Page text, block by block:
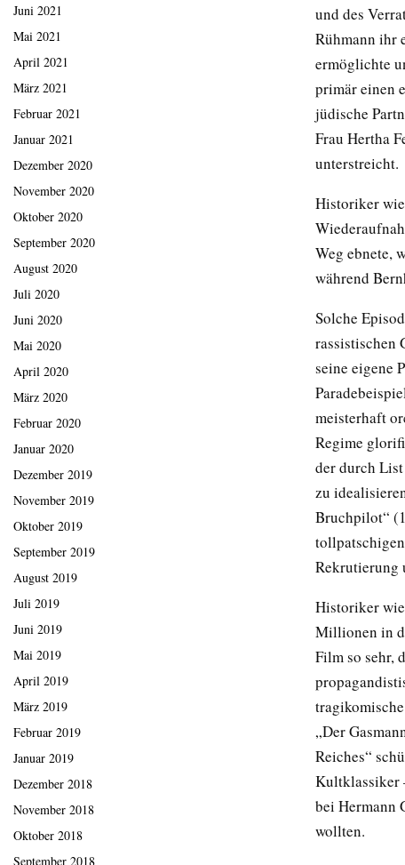
und des
Rühmann ihr
ermöglichte
primär einen
jüdische
Frau Hertha
unterstreicht.
Historiker wie
Weg ebnete,
während
Solche
rassistischen
seine eigene
meisterhaft
Regime
der durch
zu
Bruchpilot“
Rekrutierung
Historiker
Millionen in
Film so sehr,
„Der
Reiches“
Kultklassiker
bei Hermann
wollten.
Juni 2021
Mai 2021
April 2021
März 2021
Februar 2021
Januar 2021
Dezember 2020
November 2020
Oktober 2020
September 2020
August 2020
Juli 2020
Juni 2020
Mai 2020
April 2020
März 2020
Februar 2020
Januar 2020
Dezember 2019
November 2019
Oktober 2019
September 2019
August 2019
Juli 2019
Juni 2019
Mai 2019
April 2019
März 2019
Februar 2019
Januar 2019
Dezember 2018
November 2018
Oktober 2018
September 2018